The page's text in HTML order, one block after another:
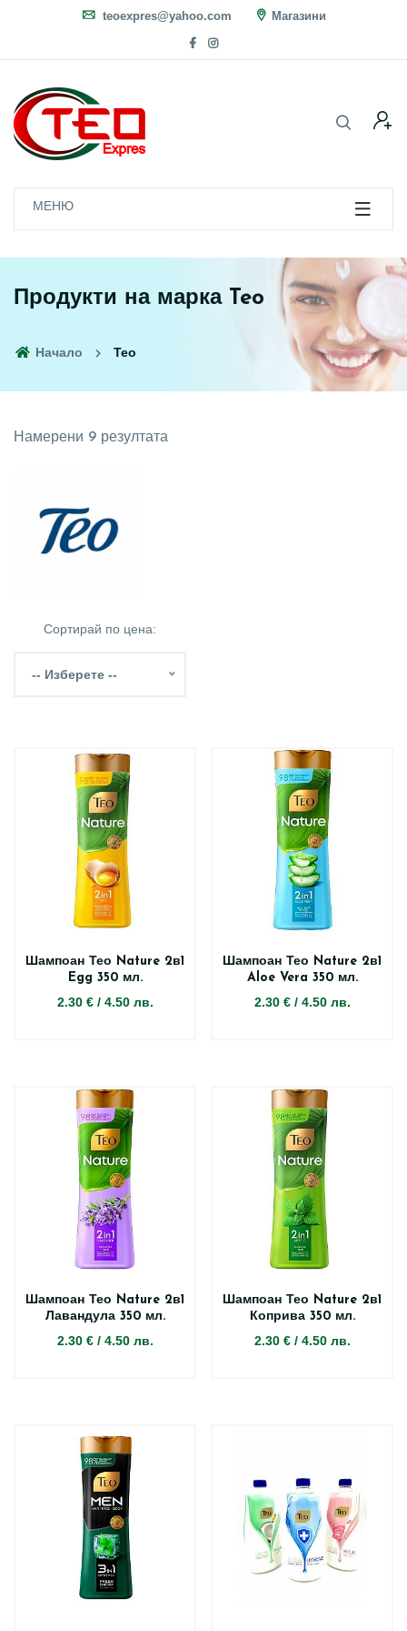
teoexpres@yahoo.com Магазини
МЕНЮ
Продукти на марка Teo
Начало Teo
Намерени 9 резултата
Сортирай по цена:
-- Изберете --
Шампоан Тео Nature 2в1
Egg 350 мл.
2.30 €/ 4.50 лв.
Шампоан Тео Nature 2в1
Aloe Vera 350 мл.
2.30 €/ 4.50 лв.
Шампоан Тео Nature 2в1
Лавандула 350 мл.
2.30 €/ 4.50 лв.
Шампоан Тео Nature 2в1
Коприва 350 мл.
2.30 €/ 4.50 лв.